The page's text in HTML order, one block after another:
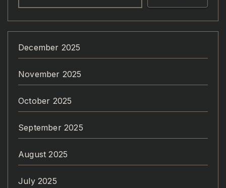
December 2025
November 2025
October 2025
September 2025
August 2025
July 2025